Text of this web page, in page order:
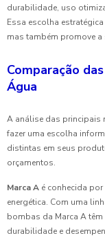
durabilidade, uso
Essa escolha
mas também promove
Comparação
Água
A análise das principais
fazer uma escolha
distintas em seus
orçamentos.
Marca A é conhecida
energética. Com uma
bombas da Marca A
durabilidade e